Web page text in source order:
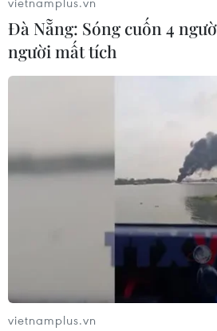
Đà Nẵng: Sóng cuốn 4
người mất tích
vietnamplus.vn